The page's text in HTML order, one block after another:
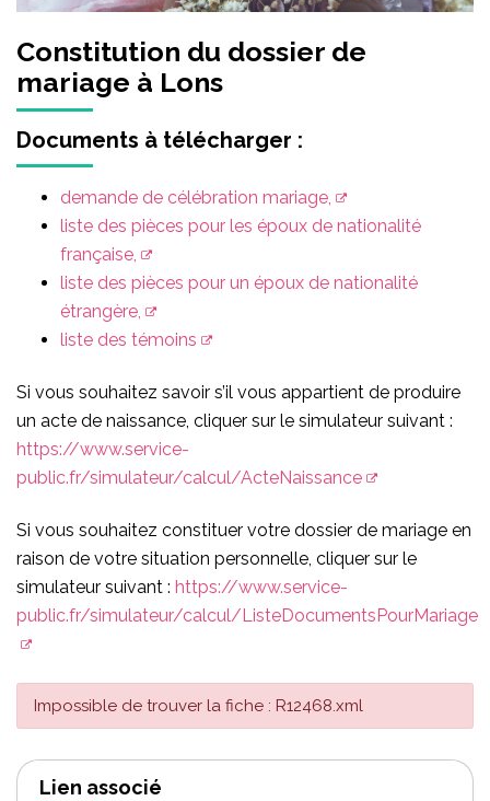
Constitution du dossier de
mariage à Lons
Documents à télécharger :
demande de célébration mariage,
liste des pièces pour les époux de nationalité
française,
liste des pièces pour un époux de nationalité
étrangère,
liste des témoins
Si vous souhaitez savoir s’il vous appartient de produire
un acte de naissance, cliquer sur le simulateur suivant :
https://www.service-
public.fr/simulateur/calcul/ActeNaissance
Si vous souhaitez constituer votre dossier de mariage en
raison de votre situation personnelle, cliquer sur le
simulateur suivant : https://www.service-
public.fr/simulateur/calcul/ListeDocumentsPourMariage
Impossible de trouver la fiche : R12468.xml
Lien associé